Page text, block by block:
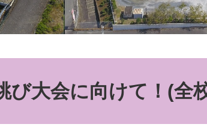
び大会に向けて！(全